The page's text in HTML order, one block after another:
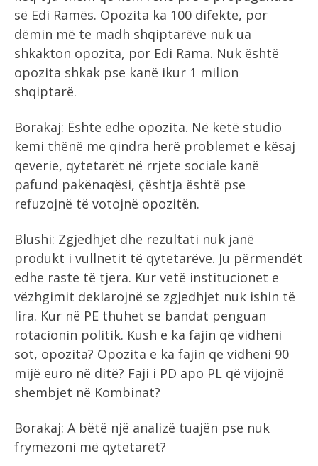
së Edi Ramës. Opozita ka 100 difekte, por
dëmin më të madh shqiptarëve nuk ua
shkakton opozita, por Edi Rama. Nuk është
opozita shkak pse kanë ikur 1 milion
shqiptarë.
Borakaj: Është edhe opozita. Në këtë studio
kemi thënë me qindra herë problemet e kësaj
qeverie, qytetarët në rrjete sociale kanë
pafund pakënaqësi, çështja është pse
refuzojnë të votojnë opozitën.
Blushi: Zgjedhjet dhe rezultati nuk janë
produkt i vullnetit të qytetarëve. Ju përmendët
edhe raste të tjera. Kur vetë institucionet e
vëzhgimit deklarojnë se zgjedhjet nuk ishin të
lira. Kur në PE thuhet se bandat penguan
rotacionin politik. Kush e ka fajin që vidheni
sot, opozita? Opozita e ka fajin që vidheni 90
mijë euro në ditë? Faji i PD apo PL që vijojnë
shembjet në Kombinat?
Borakaj: A bëtë një analizë tuajën pse nuk
frymëzoni më qytetarët?